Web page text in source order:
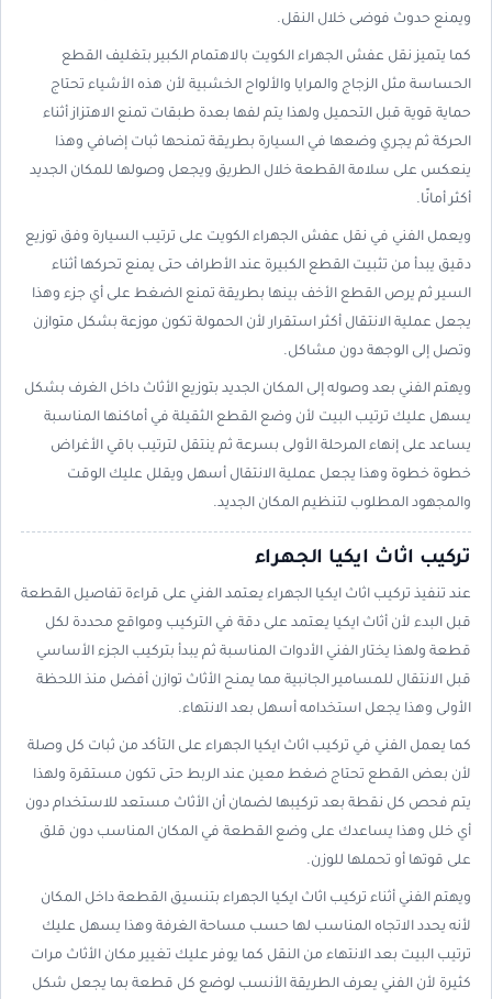
ويمنع حدوث فوضى خلال النقل.
كما يتميز نقل عفش الجهراء الكويت بالاهتمام الكبير بتغليف القطع
الحساسة مثل الزجاج والمرايا والألواح الخشبية لأن هذه الأشياء تحتاج
حماية قوية قبل التحميل ولهذا يتم لفها بعدة طبقات تمنع الاهتزاز أثناء
الحركة ثم يجري وضعها في السيارة بطريقة تمنحها ثبات إضافي وهذا
ينعكس على سلامة القطعة خلال الطريق ويجعل وصولها للمكان الجديد
أكثر أمانًا.
ويعمل الفني في نقل عفش الجهراء الكويت على ترتيب السيارة وفق توزيع
دقيق يبدأ من تثبيت القطع الكبيرة عند الأطراف حتى يمنع تحركها أثناء
السير ثم يرص القطع الأخف بينها بطريقة تمنع الضغط على أي جزء وهذا
يجعل عملية الانتقال أكثر استقرار لأن الحمولة تكون موزعة بشكل متوازن
وتصل إلى الوجهة دون مشاكل.
ويهتم الفني بعد وصوله إلى المكان الجديد بتوزيع الأثاث داخل الغرف بشكل
يسهل عليك ترتيب البيت لأن وضع القطع الثقيلة في أماكنها المناسبة
يساعد على إنهاء المرحلة الأولى بسرعة ثم ينتقل لترتيب باقي الأغراض
خطوة خطوة وهذا يجعل عملية الانتقال أسهل ويقلل عليك الوقت
والمجهود المطلوب لتنظيم المكان الجديد.
تركيب اثاث ايكيا الجهراء
عند تنفيذ تركيب اثاث ايكيا الجهراء يعتمد الفني على قراءة تفاصيل القطعة
قبل البدء لأن أثاث ايكيا يعتمد على دقة في التركيب ومواقع محددة لكل
قطعة ولهذا يختار الفني الأدوات المناسبة ثم يبدأ بتركيب الجزء الأساسي
قبل الانتقال للمسامير الجانبية مما يمنح الأثاث توازن أفضل منذ اللحظة
الأولى وهذا يجعل استخدامه أسهل بعد الانتهاء.
كما يعمل الفني في تركيب اثاث ايكيا الجهراء على التأكد من ثبات كل وصلة
لأن بعض القطع تحتاج ضغط معين عند الربط حتى تكون مستقرة ولهذا
يتم فحص كل نقطة بعد تركيبها لضمان أن الأثاث مستعد للاستخدام دون
أي خلل وهذا يساعدك على وضع القطعة في المكان المناسب دون قلق
على قوتها أو تحملها للوزن.
ويهتم الفني أثناء تركيب اثاث ايكيا الجهراء بتنسيق القطعة داخل المكان
لأنه يحدد الاتجاه المناسب لها حسب مساحة الغرفة وهذا يسهل عليك
ترتيب البيت بعد الانتهاء من النقل كما يوفر عليك تغيير مكان الأثاث مرات
كثيرة لأن الفني يعرف الطريقة الأنسب لوضع كل قطعة بما يجعل شكل